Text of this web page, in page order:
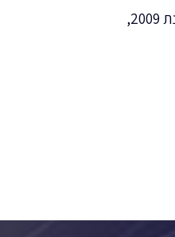
משרד רו"ח דורון לוין יועצים הינו משרד שהוקם בשנת 2009,